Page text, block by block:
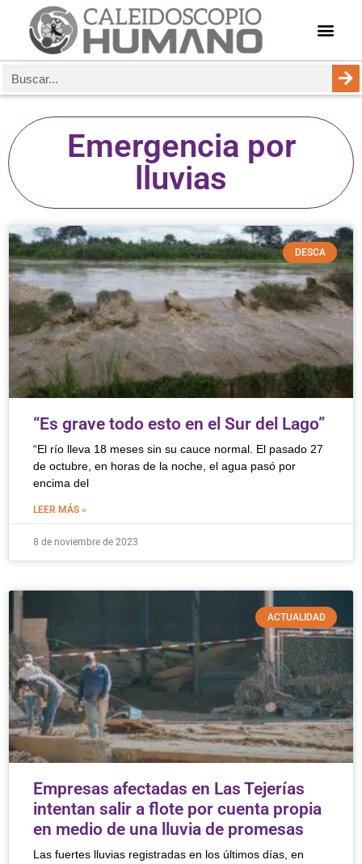
Emergencia por
lluvias
DESCA
“Es grave todo esto en el Sur del Lago”
“El río lleva 18 meses sin su cauce normal. El pasado 27
de octubre, en horas de la noche, el agua pasó por
encima del
LEER MÁS »
8 de noviembre de 2023
ACTUALIDAD
Empresas afectadas en Las Tejerías
intentan salir a flote por cuenta propia
en medio de una lluvia de promesas
Las fuertes lluvias registradas en los últimos días, en